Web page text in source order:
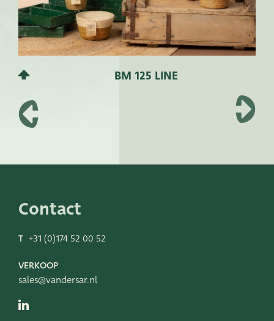
BM 125 LINE
Contact
T +31 (0)174 52 00 52
VERKOOP
sales@vandersar.nl